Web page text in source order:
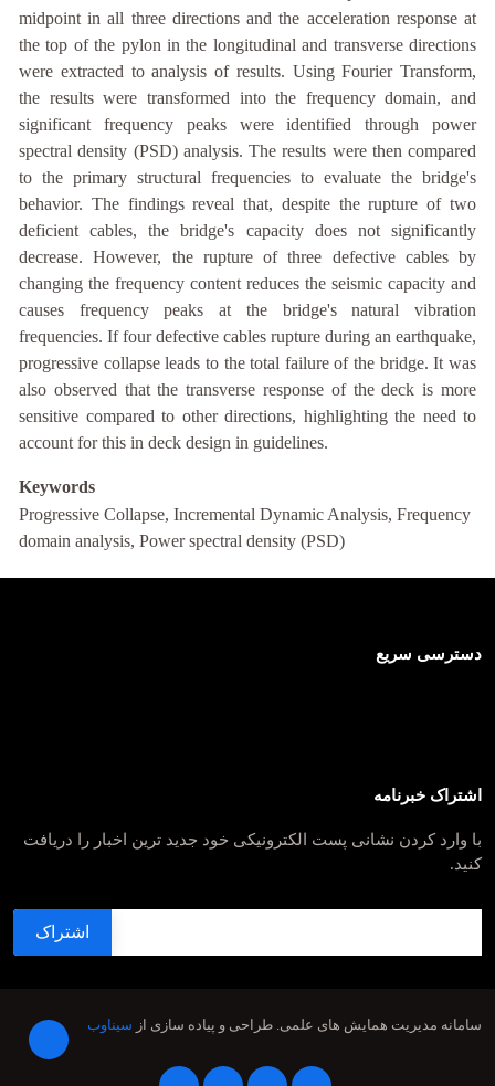
midpoint in all three directions and the acceleration response at
the top of the pylon in the longitudinal and transverse directions
were extracted to analysis of results. Using Fourier Transform,
the results were transformed into the frequency domain, and
significant frequency peaks were identified through power
spectral density (PSD) analysis. The results were then compared
to the primary structural frequencies to evaluate the bridge's
behavior. The findings reveal that, despite the rupture of two
deficient cables, the bridge's capacity does not significantly
decrease. However, the rupture of three defective cables by
changing the frequency content reduces the seismic capacity and
causes frequency peaks at the bridge's natural vibration
frequencies. If four defective cables rupture during an earthquake,
progressive collapse leads to the total failure of the bridge. It was
also observed that the transverse response of the deck is more
sensitive compared to other directions, highlighting the need to
account for this in deck design in guidelines.
Keywords
Progressive Collapse, Incremental Dynamic Analysis, Frequency
domain analysis, Power spectral density (PSD)
دسترسی سریع
اشتراک خبرنامه
با وارد کردن نشانی پست الکترونیکی خود جدید ترین اخبار را دریافت
کنید.
سامانه مدیریت همایش های علمی. طراحی و پیاده سازی از سیناوب